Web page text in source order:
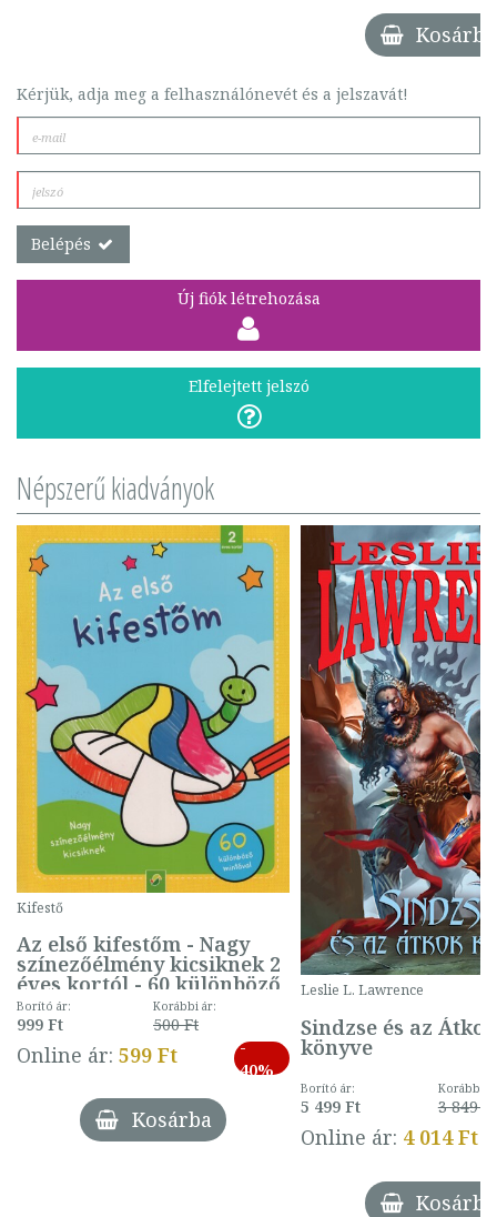
Kosárba
Kérjük, adja meg a felhasználónevét és a jelszavát!
Belépés
Új fiók létrehozása
Elfelejtett jelszó
Népszerű kiadványok
Kifestő
Az első kifestőm - Nagy
színezőélmény kicsiknek 2
éves kortól - 60 különböző
mintával (gombás)
Borító ár:
999 Ft
Korábbi ár:
500 Ft
Online ár: 599 Ft
-
40%
Kosárba
Leslie L. Lawrence
Sindzse és az Átkok
könyve
Borító ár:
5 499 Ft
Korábbi
3 849 Ft
Online ár: 4 014 Ft
Kosárba